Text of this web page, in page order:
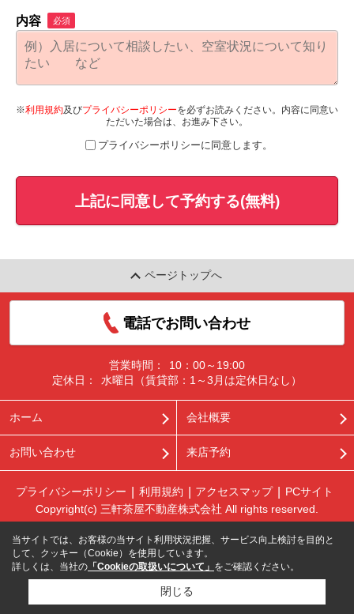
内容 必須
※利用規約及びプライバシーポリシーを必ずお読みください。内容に同意い
ただいた場合は、お進み下さい。
プライバシーポリシーに同意します。
上記に同意して予約する(無料)
ページトップへ
電話でお問い合わせ
営業時間：
10：00～19:00
定休日：
水曜日（賃貸部：1～3月は定休日なし）
ホーム 会社概要
お問い合わせ 来店予約
プライバシーポリシー 利用規約 アクセスマップ
PCサイト
Copyright(c) 三軒茶屋不動産株式会社 All rights reserved.
当サイトでは、お客様の当サイト利用状況把握、サービス向上検討を目的と
して、クッキー（Cookie）を使用しています。
詳しくは、当社の 「Cookieの取扱いについて」 をご確認ください。
閉じる